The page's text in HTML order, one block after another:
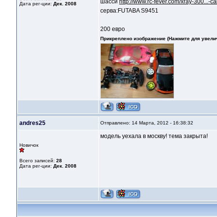
Дата рег-ции: Дек. 2008
шасси http://www.rc-fever.com/xray-300...-
серва:FUTABA S9451
200 евро
Прикреплено изображение (Нажмите для
andres25 Отправлено: 14 Марта, 2012 - 16:38:32
Новичок
Всего записей: 28
Дата рег-ции: Дек. 2008
модель уехала в москву! тема закрыта!